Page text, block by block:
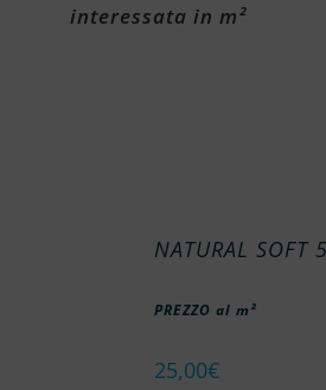
interessata in m²
NATURAL SOFT
PREZZO al m²
25,00€